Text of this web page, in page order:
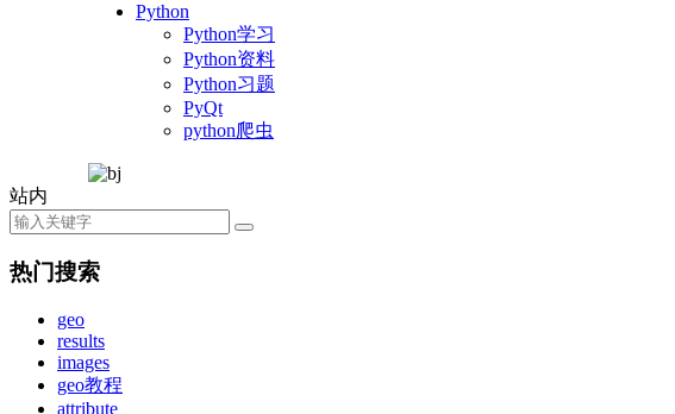
Python
Python学习
Python资料
Python习题
PyQt
python爬虫
站内
热门搜索
geo
results
images
geo教程
attribute